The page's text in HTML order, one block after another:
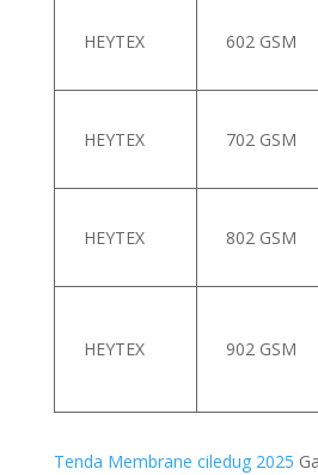
HEYTEX 602 GSM
HEYTEX 702 GSM
HEYTEX 802 GSM
HEYTEX 902 GSM
Tenda Membrane ciledug 2025